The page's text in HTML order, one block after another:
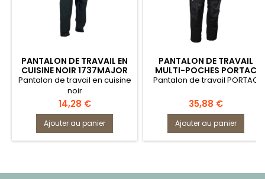
PANTALON DE TRAVAIL EN
CUISINE NOIR 1737MAJOR
Pantalon de travail en cuisine
noir
Prix
14,28 €
Ajouter au panier
PANTALON DE TRAVAIL
MULTI-POCHES PORTAC
Pantalon de travail PORTAC
Prix
35,88 €
Ajouter au panier